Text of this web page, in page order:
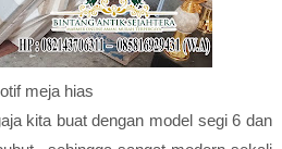
meja hias
kita buat dengan model segi 6 dan